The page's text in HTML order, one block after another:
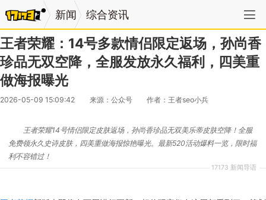
新闻 综合资讯
王者荣耀：14号多款情侣限定返场，孙尚香
珍品无双空降，全服发放永久福利，四美重
做海报曝光
2026-05-09 15:09:42 来源：公众号 作者：王者seo小兵
17173 新闻导语
王者荣耀14号情侣限定皮肤返场，孙尚香珍品无双美乐蒂皮肤空降！全服
免费领永久史诗皮肤，四美重做海报惊艳曝光。最新520活动爆料一览，限时福
利不容错过！